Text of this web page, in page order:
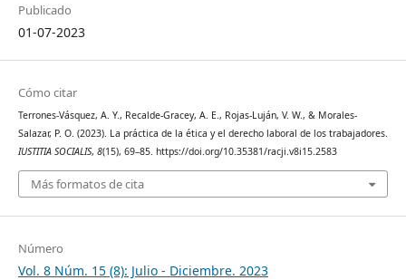
Publicado
01-07-2023
Cómo citar
Terrones-Vásquez, A. Y., Recalde-Gracey, A. E., Rojas-Luján, V. W., & Morales-
Salazar, P. O. (2023). La práctica de la ética y el derecho laboral de los trabajadores.
IUSTITIA SOCIALIS, 8(15), 69–85. https://doi.org/10.35381/racji.v8i15.2583
Más formatos de cita
Número
Vol. 8 Núm. 15 (8): Julio - Diciembre. 2023